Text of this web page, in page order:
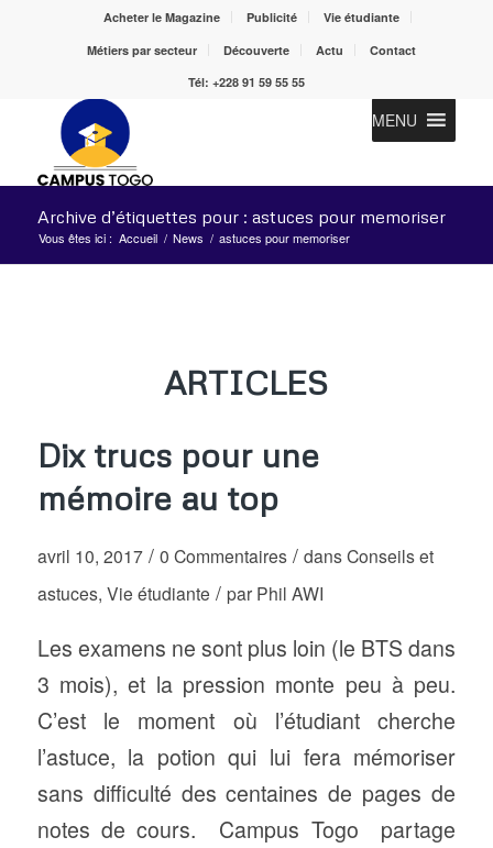
Acheter le Magazine Publicité
Vie étudiante
Métiers par secteur
Découverte Actu
Contact
Tél: +228 91 59 55 55
MENU
Archive d’étiquettes pour : astuces pour memoriser
Vous êtes ici : Accueil / News / astuces pour memoriser
ARTICLES
Dix trucs pour une
mémoire au top
avril 10, 2017 / 0 Commentaires / dansConseils et
astuces, Vie étudiante / par Phil AWI
Les examens ne sont plus loin (le BTS dans
3 mois), et la pression monte peu à peu.
C’est le moment où l’étudiant cherche
l’astuce, la potion qui lui fera mémoriser
sans difficulté des centaines de pages de
notes de cours. Campus Togo partage